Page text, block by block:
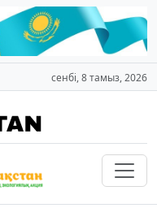
сенбі, 8 тамыз, 2026